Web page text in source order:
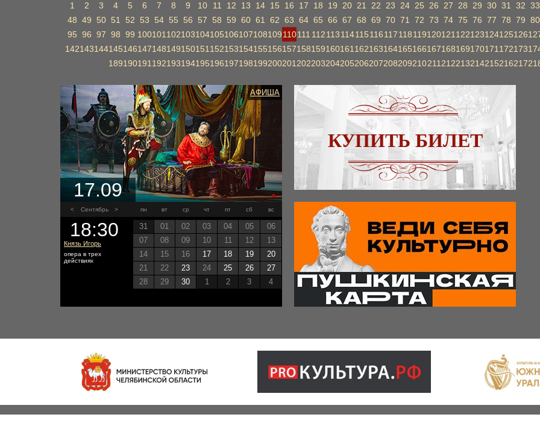
1 2 3 4 5 6 7 8 9 10 11 12 13 14 15 16 17 18 19 20 21 22 23 24 25 26 27 28 29 30 31 32 33
48 49 50 51 52 53 54 55 56 57 58 59 60 61 62 63 64 65 66 67 68 69 70 71 72 73 74 75 76 77 78 79 80
95 96 97 98 99 100101 102103104105106107108109110111 112113114115116117118119120121 122123124125126
142143144145146147148149150151 152153154155156157158159160161 162163164165166167168169170171 172173
189190191 192193194195196197198199200201 202203204205206207208209210211 212213214215216217
АФИША
< Сентябрь > пн вт ср чт пт сб вс
31 01 02 03 04 05
06
07
08 09 10 11 12
13
14
15 16 17 18 19
20
21
22 23 24 25 26
27
28
29 30 1 2 3 4
17.09
18:30
Князь Игорь
опера в трех
действиях
КУПИТЬ БИЛЕТ